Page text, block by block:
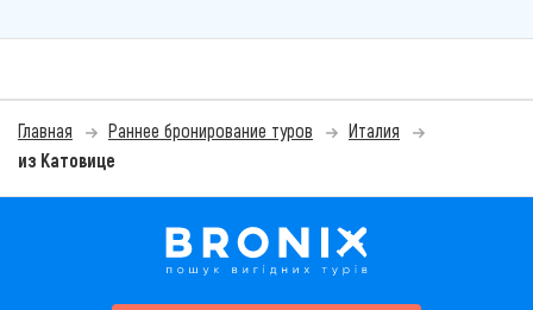
Главная Раннее бронирование туров
Италия
из Катовице